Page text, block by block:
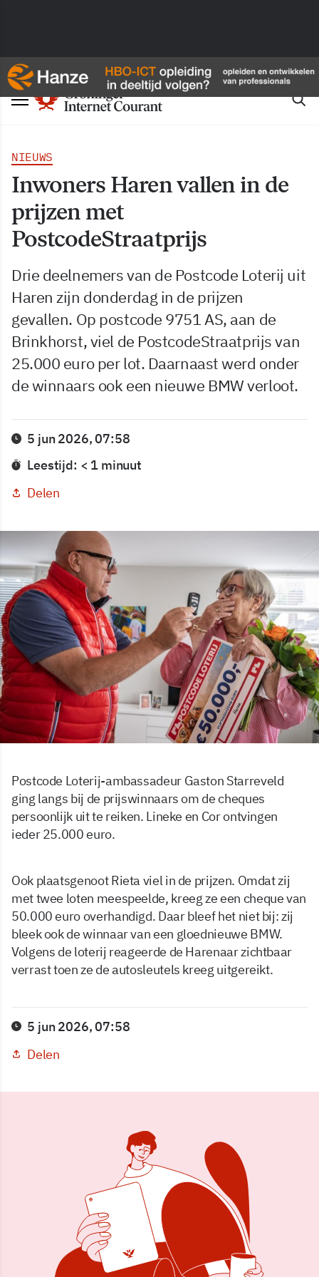
NIEUWS
Inwoners Haren vallen in de
prijzen met
PostcodeStraatprijs
Drie deelnemers van de Postcode Loterij uit
Haren zijn donderdag in de prijzen
gevallen. Op postcode 9751 AS, aan de
Brinkhorst, viel de PostcodeStraatprijs van
25.000 euro per lot. Daarnaast werd onder
de winnaars ook een nieuwe BMW verloot.
5 jun 2026, 07:58
Leestijd: < 1 minuut
Delen
Postcode Loterij-ambassadeur Gaston Starreveld
ging langs bij de prijswinnaars om de cheques
persoonlijk uit te reiken. Lineke en Cor ontvingen
ieder 25.000 euro.
Ook plaatsgenoot Rieta viel in de prijzen. Omdat zij
met twee loten meespeelde, kreeg ze een cheque van
50.000 euro overhandigd. Daar bleef het niet bij: zij
bleek ook de winnaar van een gloednieuwe BMW.
Volgens de loterij reageerde de Harenaar zichtbaar
verrast toen ze de autosleutels kreeg uitgereikt.
5 jun 2026, 07:58
Delen